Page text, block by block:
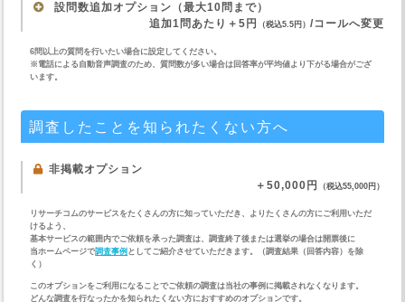
設問数追加オプション（最大10問まで）
追加1問あたり＋5円
（税込5.5円） /コールへ変更
6問以上の質問を行いたい場合に設定してください。
※電話による自動音声調査のため、質問数が多い場合は回答率が平均値より下がる場合がござ
います。
調査したことを知られたくない方へ
非掲載オプション
＋50,000円
（税込55,000円）
リサーチコムのサービスをたくさんの方に知っていただき、よりたくさんの方にご利用いただ
けるよう、
基本サービスの範囲内でご依頼を承った調査は、調査終了後または選挙の場合は開票後に
当ホームページで調査事例 としてご紹介させていただきます。（調査結果（回答内容）を除
く）
このオプションをご利用になることでご依頼の調査は当社の事例に掲載されなくなります。
どんな調査を行なったかを知られたくない方におすすめのオプションです。